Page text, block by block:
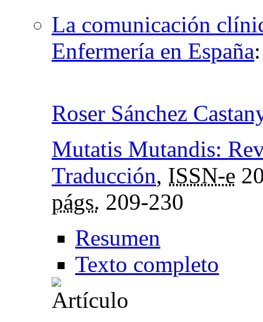
La comunicación
Enfermería en España
Roser Sánchez
Mutatis Mutandis:
Traducción, ISSN-e
págs. 209-230
Resumen
Texto completo